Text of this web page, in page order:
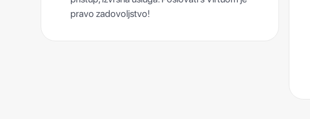
pravo zadovoljstvo!